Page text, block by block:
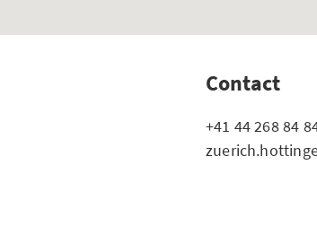
Contact
+41 44 268 84